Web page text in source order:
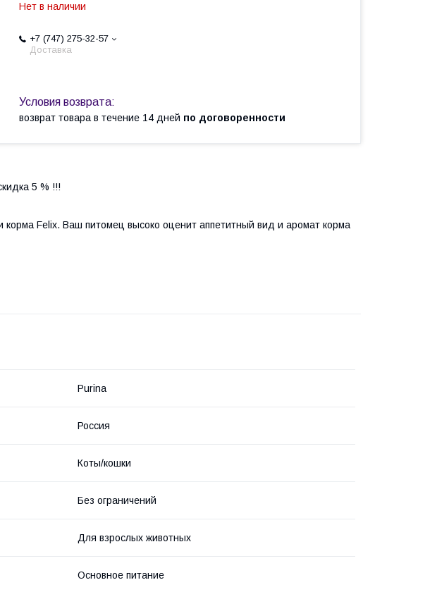
Нет в наличии
+7 (747) 275-32-57
Доставка
возврат товара в течение 14 дней по договоренности
5 % !!!
корма Felix. Ваш питомец высоко оценит аппетитный вид и аромат корма
Purina
Россия
Коты/кошки
Без ограничений
Для взрослых животных
Основное питание